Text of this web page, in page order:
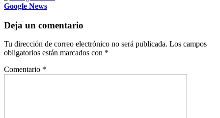
Google News
Deja un comentario
Tu dirección de correo electrónico no será publicada. Los campos
obligatorios están marcados con *
Comentario *